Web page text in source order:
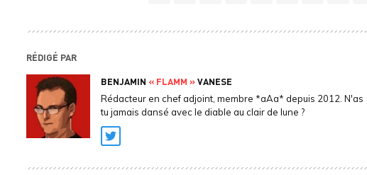
RÉDIGÉ PAR
BENJAMIN « FLAMM »VANESE
Rédacteur en chef adjoint, membre *aAa* depuis 2012. N'as
tu jamais dansé avec le diable au clair de lune ?
Twitter